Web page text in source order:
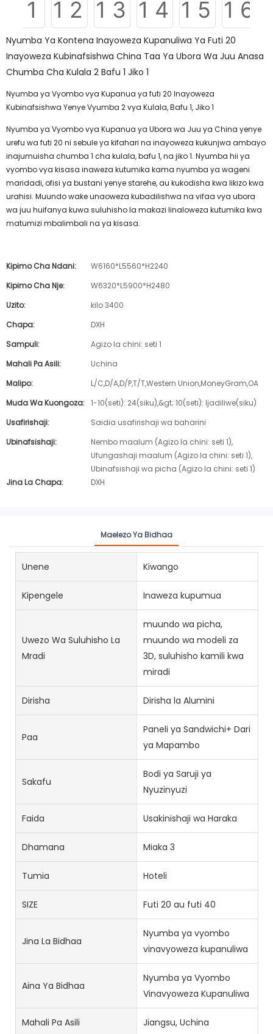
Nyumba Ya Kontena Inayoweza Kupanuliwa Ya Futi 20
Inayoweza Kubinafsishwa China Taa Ya Ubora Wa Juu Anasa
Chumba Cha Kulala 2 Bafu 1 Jiko 1
Nyumba ya Vyombo vya Kupanua ya futi 20 Inayoweza
Kubinafsishwa Yenye Vyumba 2 vya Kulala, Bafu 1, Jiko 1
Nyumba ya Vyombo vya Kupanua ya Ubora wa Juu ya China yenye
urefu wa futi 20 ni sebule ya kifahari na inayoweza kukunjwa ambayo
inajumuisha chumba 1 cha kulala, bafu 1, na jiko 1. Nyumba hii ya
vyombo vya kisasa inaweza kutumika kama nyumba ya wageni
maridadi, ofisi ya bustani yenye starehe, au kukodisha kwa likizo kwa
urahisi. Muundo wake unaoweza kubadilishwa na vifaa vya ubora
wa juu huifanya kuwa suluhisho la makazi linaloweza kutumika kwa
matumizi mbalimbali na ya kisasa.
Kipimo Cha Ndani:
W6160*L5560*H2240
Kipimo Cha Nje:
W6320*L5900*H2480
Uzito:
kilo 3400
Chapa:
DXH
Sampuli:
Agizo la chini: seti 1
Mahali Pa Asili:
Uchina
Malipo:
L/C,D/A,D/P,T/T,Western Union,MoneyGram,OA
Muda Wa Kuongoza: 1-10(seti): 24(siku),&gt; 10(seti): Ijadiliwe(siku)
Usafirishaji:
Saidia usafirishaji wa baharini
Ubinafsishaji:
Nembo maalum (Agizo la chini: seti 1),
Ufungashaji maalum (Agizo la chini: seti 1),
Ubinafsishaji wa picha (Agizo la chini: seti 1)
Jina La Chapa:
DXH
Maelezo Ya Bidhaa
Unene Kiwango
Kipengele Inaweza kupumua
Uwezo Wa Suluhisho La
Mradi
muundo wa picha,
muundo wa modeli za
3D, suluhisho kamili kwa
miradi
Dirisha Dirisha la Alumini
Paa
Paneli ya Sandwichi+ Dari
ya Mapambo
Sakafu
Bodi ya Saruji ya
Nyuzinyuzi
Faida Usakinishaji wa Haraka
Dhamana Miaka 3
Tumia Hoteli
SIZE Futi 20 au futi 40
Jina La Bidhaa
Nyumba ya vyombo
vinavyoweza kupanuliwa
Aina Ya Bidhaa
Nyumba ya Vyombo
Vinavyoweza Kupanuliwa
Mahali Pa Asili Jiangsu, Uchina